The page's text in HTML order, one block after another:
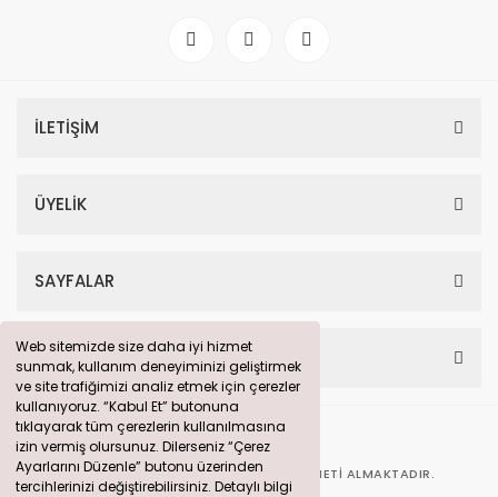
Web sitemizde size daha iyi hizmet
sunmak, kullanım deneyiminizi geliştirmek
ve site trafiğimizi analiz etmek için çerezler
kullanıyoruz. “Kabul Et” butonuna
tıklayarak tüm çerezlerin kullanılmasına
izin vermiş olursunuz. Dilerseniz “Çerez
Ayarlarını Düzenle” butonu üzerinden
tercihlerinizi değiştirebilirsiniz. Detaylı bilgi
Web sitemizde size daha iyi hizmet
sunmak, kullanım deneyiminizi geliştirmek
ve site trafiğimizi analiz etmek için çerezler
kullanıyoruz. “Kabul Et” butonuna
tıklayarak tüm çerezlerin kullanılmasına
izin vermiş olursunuz. Dilerseniz “Çerez
Ayarlarını Düzenle” butonu üzerinden
tercihlerinizi değiştirebilirsiniz. Detaylı bilgi
İLETİŞİM
ÜYELİK
SAYFALAR
HESABIM
BU SITE360° DIJITAL PAZARLAMA HIZMETI ALMAKTADIR.